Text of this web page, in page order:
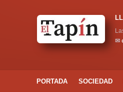
✉
PORTADA SOCIEDAD